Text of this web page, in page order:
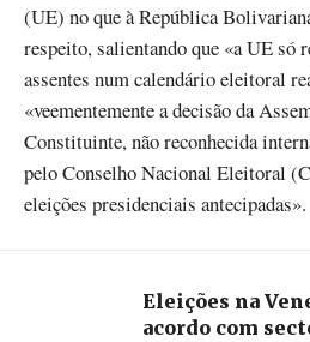
(UE) no que à República
respeito, salientando que «a UE só
assentes num calendário eleitoral
«veementemente a decisão da
Constituinte, não reconhecida
pelo Conselho Nacional Eleitoral
eleições presidenciais antecipadas».
Eleições na
acordo com